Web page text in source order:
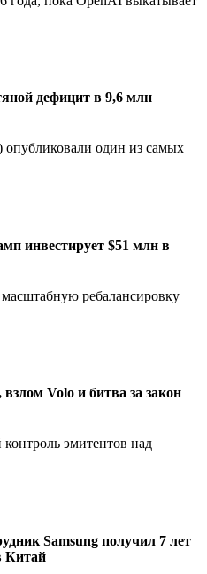
дефицит в 9,6 млн
опубликовали один из самых
инвестирует $51 млн в
ребалансировку
Volo и битва за закон
эмитентов над
Samsung получил 7 лет
Китай